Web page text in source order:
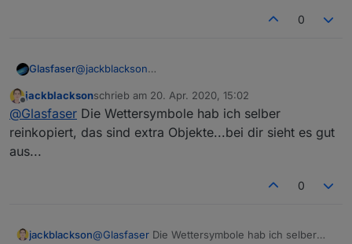
0
Glasfaser@jackblackson
Das einzige was mir auffällt , das ich keine
Wolken/Sonne drin habe ... bei dir aber !?
hast du es verändert
Offline
jackblacksonschrieb am 20. Apr. 2020, 15:02
zuletzt editiert von
@Glasfaser Die Wettersymbole hab ich selber
reinkopiert, das sind extra Objekte...bei dir sieht es gut
aus...
0
jackblackson@Glasfaser Die Wettersymbole hab ich selber